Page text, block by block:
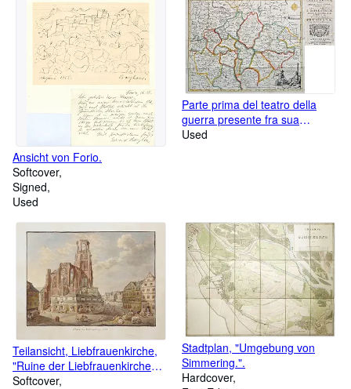
Ansicht von Forio.
Softcover
Signed
Used
Parte prima del teatro della
guerra presente fra sua
majesta l'imperatrice Regina
Used
Teilansicht, Liebfrauenkirche,
"Ruine der Liebfrauenkirche
1793".
Softcover
Stadtplan, "Umgebung von
Simmering.".
Hardcover